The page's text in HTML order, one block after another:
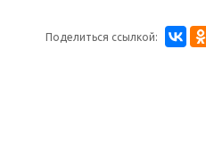
Поделиться ссылкой: